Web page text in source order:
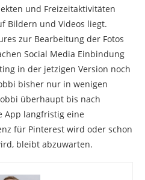
und Freizeitaktivitäten
Bildern und Videos liegt.
zur Bearbeitung der Fotos
Social Media Einbindung
in der jetzigen Version noch
bisher nur in wenigen
überhaupt bis nach
App langfristig eine
für Pinterest wird oder schon
bleibt abzuwarten.